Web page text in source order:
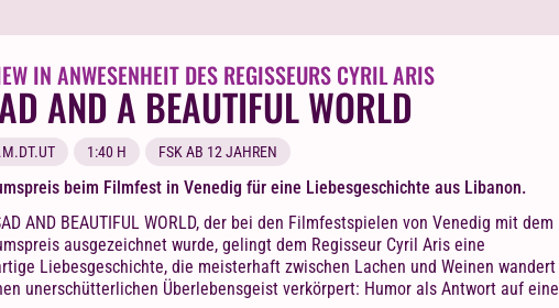
IN ANWESENHEIT DES REGISSEURS CYRIL ARIS
AND A BEAUTIFUL WORLD
1:40 H FSK AB 12 JAHREN
beim Filmfest in Venedig für eine Liebesgeschichte aus Libanon.
AND BEAUTIFUL WORLD, der bei den Filmfestspielen von Venedig mit dem
ausgezeichnet wurde, gelingt dem Regisseur Cyril Aris eine
Liebesgeschichte, die meisterhaft zwischen Lachen und Weinen wandert
unerschütterlichen Überlebensgeist verkörpert: Humor als Antwort auf eine